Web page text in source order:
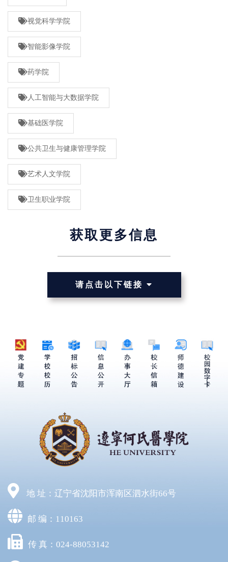
视觉科学学院
智能影像学院
药学院
人工智能与大数据学院
基础医学院
公共卫生与健康管理学院
艺术人文学院
卫生职业学院
获取更多信息
请点击以下链接
地 址：辽宁省沈阳市浑南区泗水街66号
邮 编：110163
传 真：024-88053142